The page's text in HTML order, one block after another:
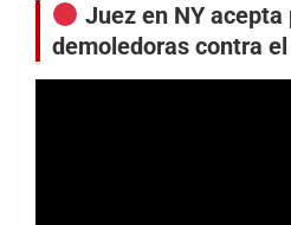
Juez en NY acepta
demoledoras contra